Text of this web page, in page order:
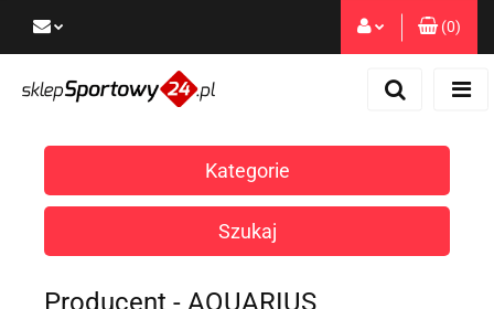
Dodaj zgłoszenie
Zgody cookies
(0)
Kategorie
Szukaj
Producent - AQUARIUS